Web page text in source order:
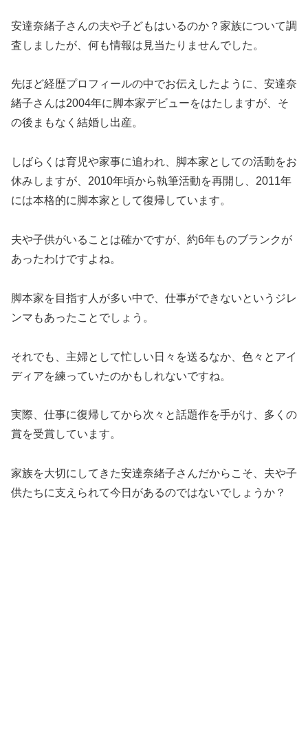
安達奈緒子さんの夫や子どもはいるのか？家族について調
査しましたが、何も情報は見当たりませんでした。
先ほど経歴プロフィールの中でお伝えしたように、安達奈
緒子さんは2004年に脚本家デビューをはたしますが、そ
の後まもなく結婚し出産。
しばらくは育児や家事に追われ、脚本家としての活動をお
休みしますが、2010年頃から執筆活動を再開し、2011年
には本格的に脚本家として復帰しています。
夫や子供がいることは確かですが、約6年ものブランクが
あったわけですよね。
脚本家を目指す人が多い中で、仕事ができないというジレ
ンマもあったことでしょう。
それでも、主婦として忙しい日々を送るなか、色々とアイ
ディアを練っていたのかもしれないですね。
実際、仕事に復帰してから次々と話題作を手がけ、多くの
賞を受賞しています。
家族を大切にしてきた安達奈緒子さんだからこそ、夫や子
供たちに支えられて今日があるのではないでしょうか？